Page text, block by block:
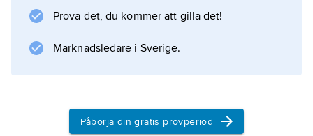
monumentalinskrifter. I det följande
texter som är funna i ett
Information om artikeln
Prova det, du kommer att gilla det!
Marknadsledare i Sverige.
Påbörja din gratis provperiod